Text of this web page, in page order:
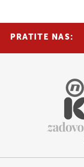
PRATITE NAS: